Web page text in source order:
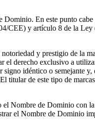
En este punto
CEE) y artículo 8 de la Ley
y prestigio de la
derecho exclusivo a
idéntico o semejante
de este tipo de
el Nombre de Dominio con
el Nombre de Dominio